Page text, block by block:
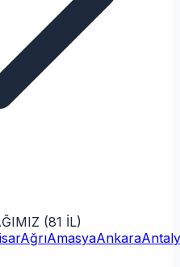
(81 İL)
AğrıAmasyaAnkara